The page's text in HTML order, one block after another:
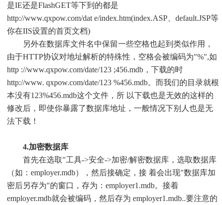
是IE还是FlashGET等下到的都是
http://www.qxpow.com/dat e/index.htm(index.ASP、default.JSP等
你在IIS设置的首页文档)
另外在数据库文件名中保留一些空格也起到类似作用，
由于HTTP协议对地址解析的特殊性，空格会被编码为"%",如
http ://www.qxpow.com/date/123 ;456.mdb，下载的时
http://www. qxpow.com/date/123 %456.mdb。而我们的目录就根
本没有123%456.mdb这个文件，所 以下载也是无效的这样的
修改后，即使你暴露了数据库地址，一般情况下别人也是无
法下载！
4.加密数据库
首先在选取"工具->安全->加密/解密数据库，选取数据库
（如：employer.mdb），然后接确定，接 着会出现"数据库加
密后另存为"的窗口，存为：employer1.mdb。接着
employer.mdb就会被编码，然后存为 employer1.mdb..要注意的